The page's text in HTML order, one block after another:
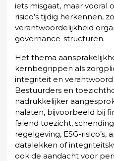
iets misgaat, maar vooral
risico’s tijdig herkennen,
verantwoordelijkheid
governance-structuren.
Het thema
kernbegrippen als
integriteit en verantwoord
Bestuurders en
nadrukkelijker
nalaten, bijvoorbeeld bij
falend toezicht,
regelgeving, ESG-risico’s,
datalekken of
ook de aandacht voor